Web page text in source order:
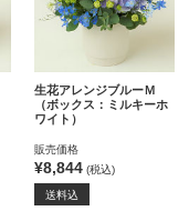
生花アレンジブルーＭ
（ボックス：ミルキーホ
ワイト）
販売価格
¥8,844 (税込)
送料込